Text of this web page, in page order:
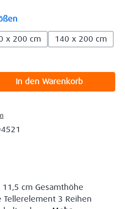
x 200 cm
140 x 200 cm
den gewünschten
In den Warenkorb
cm Gesamthöhe
3 Reihen